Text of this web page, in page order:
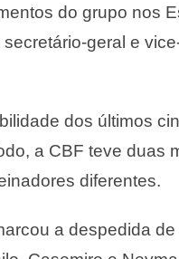
do grupo nos
geral e
dos últimos
a CBF teve duas
diferentes.
a despedida